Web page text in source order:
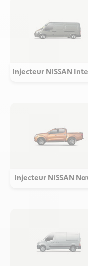
Injecteur NISSAN
Injecteur NISSAN